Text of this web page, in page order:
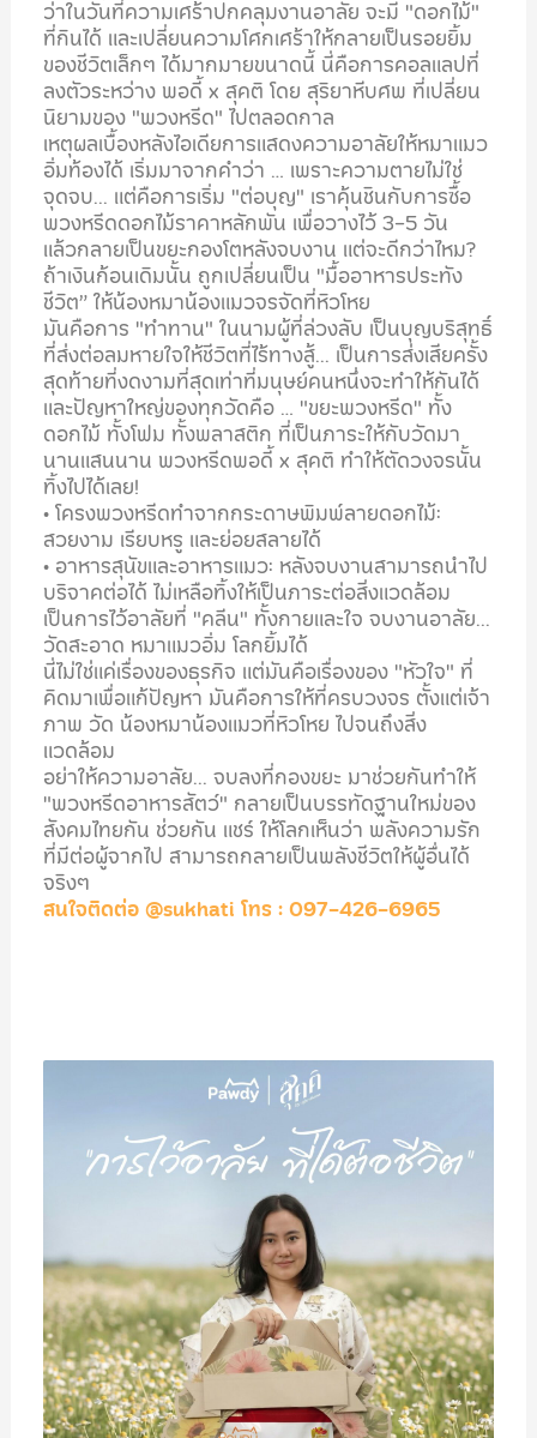
ว่าในวันที่ความเศร้าปกคลุมงานอาลัย จะมี "ดอกไม้"
ที่กินได้ และเปลี่ยนความโศกเศร้าให้กลายเป็นรอยยิ้ม
ของชีวิตเล็กๆ ได้มากมายขนาดนี้ นี่คือการคอลแลปที่
ลงตัวระหว่าง พอดี้ x สุคติ โดย สุริยาหีบศพ ที่เปลี่ยน
นิยามของ "พวงหรีด" ไปตลอดกาล
เหตุผลเบื้องหลังไอเดียการแสดงความอาลัยให้หมาแมว
อิ่มท้องได้ เริ่มมาจากคำว่า … เพราะความตายไม่ใช่
จุดจบ... แต่คือการเริ่ม "ต่อบุญ" เราคุ้นชินกับการซื้อ
พวงหรีดดอกไม้ราคาหลักพัน เพื่อวางไว้ 3-5 วัน
แล้วกลายเป็นขยะกองโตหลังจบงาน แต่จะดีกว่าไหม?
ถ้าเงินก้อนเดิมนั้น ถูกเปลี่ยนเป็น "มื้ออาหารประทัง
ชีวิต” ให้น้องหมาน้องแมวจรจัดที่หิวโหย
มันคือการ "ทำทาน" ในนามผู้ที่ล่วงลับ เป็นบุญบริสุทธิ์
ที่ส่งต่อลมหายใจให้ชีวิตที่ไร้ทางสู้... เป็นการส่งเสียครั้ง
สุดท้ายที่งดงามที่สุดเท่าที่มนุษย์คนหนึ่งจะทำให้กันได้
และปัญหาใหญ่ของทุกวัดคือ … "ขยะพวงหรีด" ทั้ง
ดอกไม้ ทั้งโฟม ทั้งพลาสติก ที่เป็นภาระให้กับวัดมา
นานแสนนาน พวงหรีดพอดี้ x สุคติ ทำให้ตัดวงจรนั้น
ทิ้งไปได้เลย!
• โครงพวงหรีดทำจากกระดาษพิมพ์ลายดอกไม้:
สวยงาม เรียบหรู และย่อยสลายได้
• อาหารสุนัขและอาหารแมว: หลังจบงานสามารถนำไป
บริจาคต่อได้ ไม่เหลือทิ้งให้เป็นภาระต่อสิ่งแวดล้อม
เป็นการไว้อาลัยที่ "คลีน" ทั้งกายและใจ จบงานอาลัย...
วัดสะอาด หมาแมวอิ่ม โลกยิ้มได้
นี่ไม่ใช่แค่เรื่องของธุรกิจ แต่มันคือเรื่องของ "หัวใจ" ที่
คิดมาเพื่อแก้ปัญหา มันคือการให้ที่ครบวงจร ตั้งแต่เจ้า
ภาพ วัด น้องหมาน้องแมวที่หิวโหย ไปจนถึงสิ่ง
แวดล้อม
อย่าให้ความอาลัย... จบลงที่กองขยะ มาช่วยกันทำให้
"พวงหรีดอาหารสัตว์" กลายเป็นบรรทัดฐานใหม่ของ
สังคมไทยกัน ช่วยกัน แชร์ ให้โลกเห็นว่า พลังความรัก
ที่มีต่อผู้จากไป สามารถกลายเป็นพลังชีวิตให้ผู้อื่นได้
จริงๆ
สนใจติดต่อ @sukhati โทร : 097-426-6965